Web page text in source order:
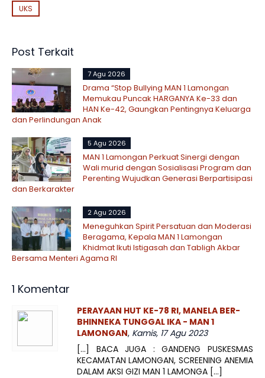
UKS
Post Terkait
7 Agu 2026
Drama “Stop Bullying MAN 1 Lamongan
Memukau Puncak HARGANYA Ke-33 dan
HAN Ke-42, Gaungkan Pentingnya Keluarga
dan Perlindungan Anak
5 Agu 2026
MAN 1 Lamongan Perkuat Sinergi dengan
Wali murid dengan Sosialisasi Program dan
Perenting Wujudkan Generasi Berpartisipasi
dan Berkarakter
2 Agu 2026
Meneguhkan Spirit Persatuan dan Moderasi
Beragama, Kepala MAN 1 Lamongan
Khidmat Ikuti Istigasah dan Tabligh Akbar
Bersama Menteri Agama RI
1 Komentar
PERAYAAN HUT KE-78 RI, MANELA BER-
BHINNEKA TUNGGAL IKA - MAN 1
LAMONGAN, Kamis, 17 Agu 2023
[…] BACA JUGA : GANDENG PUSKESMAS
KECAMATAN LAMONGAN, SCREENING ANEMIA
DALAM AKSI GIZI MAN 1 LAMONGA […]